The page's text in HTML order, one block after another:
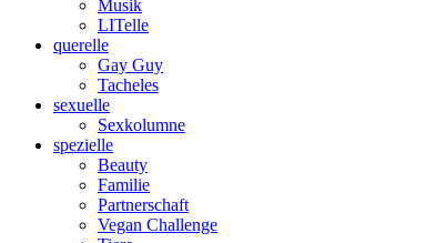
Musik
LITelle
querelle
Gay Guy
Tacheles
sexuelle
Sexkolumne
spezielle
Beauty
Familie
Partnerschaft
Vegan Challenge